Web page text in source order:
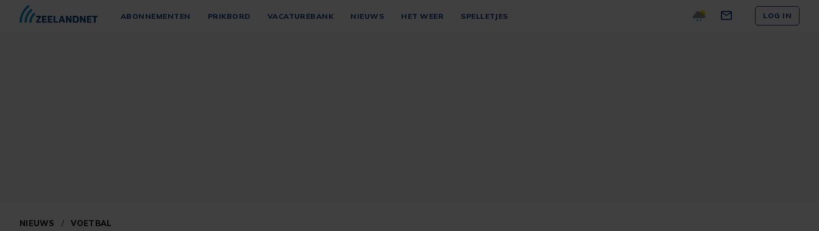
ABONNEMENTEN PRIKBORD VACATUREBANK NIEUWS HET WEER SPELLETJES LOG IN
NIEUWS / VOETBAL